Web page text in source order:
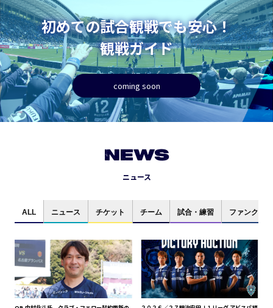
初めての試合観戦でも安心！
観戦ガイド
coming soon
NEWS
ニュース
ALL ニュース チケット チーム 試合・練習 ファンクラブ